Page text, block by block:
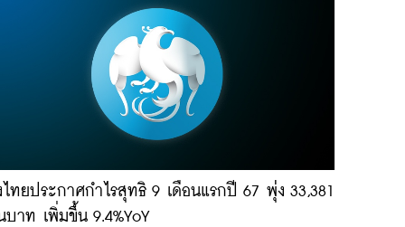
ไทยประกาศกำไรสุทธิ 9 เดือนแรกปี 67 พุ่ง 33,381
บาท เพิ่มขึ้น 9.4%YoY